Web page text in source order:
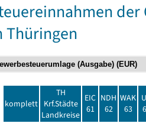
Thüringen
komplett
TH
Krf.Städte
Landkreise
EIC
61
NDH
62
WAK
63